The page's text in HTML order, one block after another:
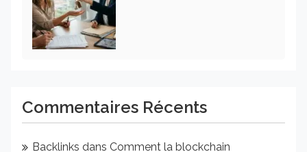
Commentaires Récents
Backlinks dans Comment la blockchain